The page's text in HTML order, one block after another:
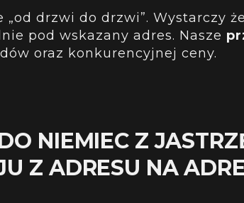
drzwi do drzwi”. Wystarczy
pod wskazany adres. Nasze
oraz konkurencyjnej ceny.
NIEMIEC Z
Z ADRESU NA